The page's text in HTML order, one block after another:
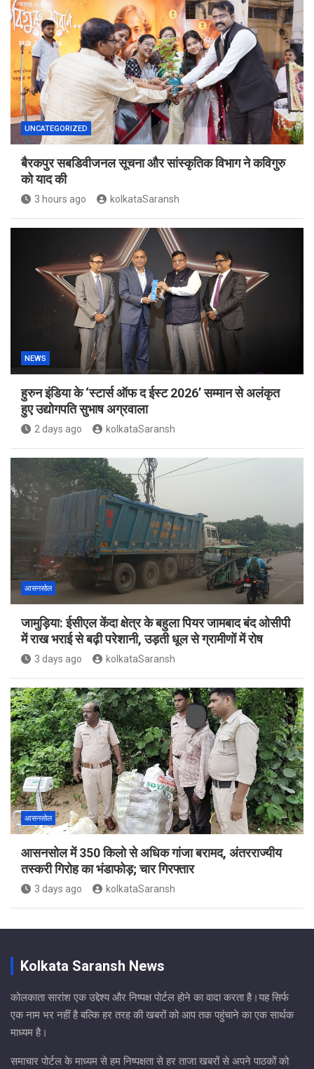
UNCATEGORIZED
बैरकपुर सबडिवीजनल सूचना और सांस्कृतिक विभाग ने कविगुरु
को याद की
3 hours ago kolkataSaransh
NEWS
हुरुन इंडिया के ‘स्टार्स ऑफ द ईस्ट 2026’ सम्मान से अलंकृत
हुए उद्योगपति सुभाष अग्रवाला
2 days ago kolkataSaransh
आसनसोल
जामुड़िया: ईसीएल केंदा क्षेत्र के बहुला पियर जामबाद बंद ओसीपी
में राख भराई से बढ़ी परेशानी, उड़ती धूल से ग्रामीणों में रोष
3 days ago kolkataSaransh
आसनसोल
आसनसोल में 350 किलो से अधिक गांजा बरामद, अंतरराज्यीय
तस्करी गिरोह का भंडाफोड़; चार गिरफ्तार
3 days ago kolkataSaransh
Kolkata Saransh News
कोलकाता सारांश एक उद्देश्य और निष्पक्ष पोर्टल होने का वादा करता है।यह सिर्फ
एक नाम भर नहीं है बल्कि हर तरह की खबरों को आप तक पहुंचाने का एक सार्थक
माध्यम है।
समाचार पोर्टल के माध्यम से हम निष्पक्षता से हर ताजा खबरों से अपने पाठकों को